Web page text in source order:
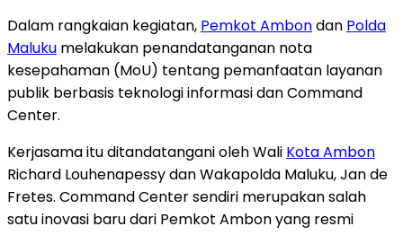
Dalam rangkaian kegiatan, Pemkot Ambondan Polda
Maluku melakukan penandatanganan nota
kesepahaman (MoU) tentang pemanfaatan layanan
publik berbasis teknologi informasi dan Command
Center.
Kerjasama itu ditandatangani oleh Wali Kota Ambon
Richard Louhenapessy dan Wakapolda Maluku, Jan de
Fretes. Command Center sendiri merupakan salah
satu inovasi baru dari Pemkot Ambon yang resmi